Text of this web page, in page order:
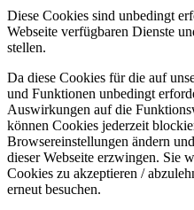
Diese Cookies sind unbedingt
Webseite verfügbaren Dienste
stellen.
Da diese Cookies für die auf
und Funktionen unbedingt
Auswirkungen auf die
können Cookies jederzeit
Browsereinstellungen ändern
dieser Webseite erzwingen. Sie
Cookies zu akzeptieren /
erneut besuchen.